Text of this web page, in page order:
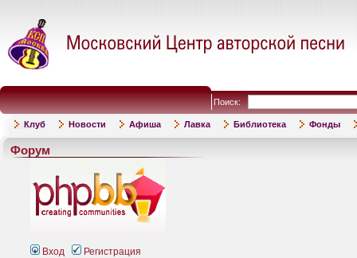
Поиск:
Клуб Новости Афиша Лавка Библиотека Фонды
Форум
Вход Регистрация